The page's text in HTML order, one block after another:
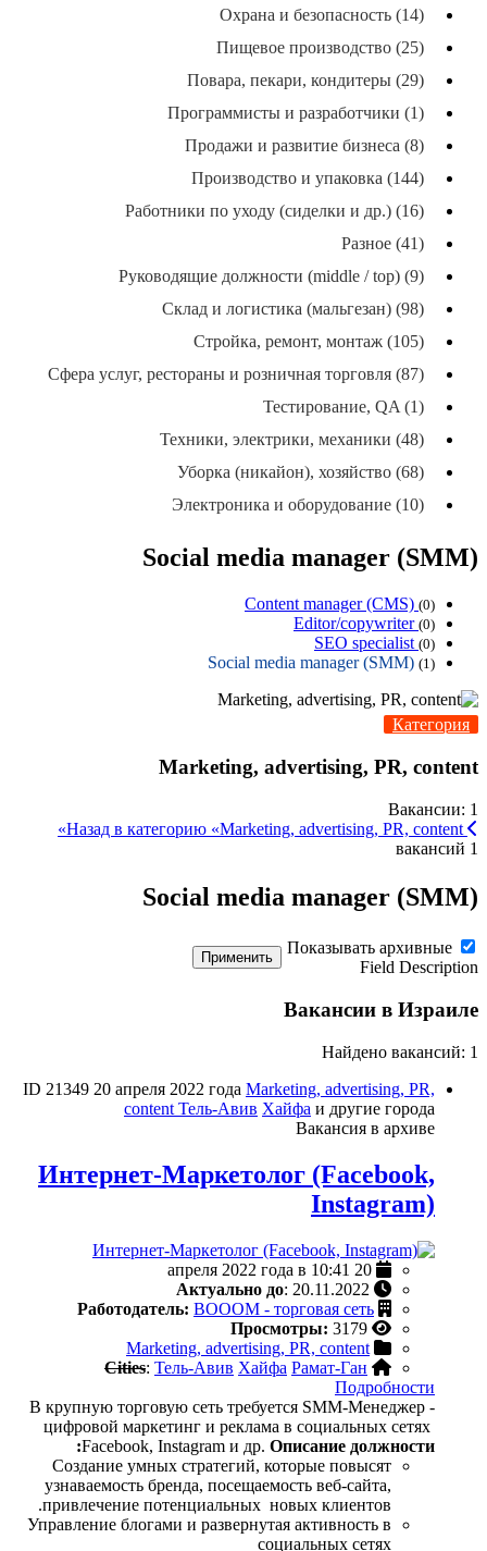
Охрана и безопасность (14)
Пищевое производство (25)
Повара, пекари, кондитеры (29)
Программисты и разработчики (1)
Продажи и развитие бизнеса (8)
Производство и упаковка (144)
Работники по уходу (сиделки и др.) (16)
Разное (41)
Руководящие должности (middle / top) (9)
Склад и логистика (мальгезан) (98)
Стройка, ремонт, монтаж (105)
Сфера услуг, рестораны и розничная торговля (87)
Тестирование, QA (1)
Техники, электрики, механики (48)
Уборка (никайон), хозяйство (68)
Электроника и оборудование (10)
Social media manager (SMM)
Content manager (CMS) (0)
Editor/copywriter (0)
SEO specialist (0)
Social media manager (SMM) (1)
Категория
Marketing, advertising, PR, content
Вакансии: 1
1 вакансий
Social media manager (SMM)
Показывать архивные
Field Description
Применить
Вакансии в Израиле
Найдено вакансий: 1
ID 21349 20 апреля 2022 года Marketing, advertising, PR,
content Тель-Авив Хайфа и другие города
Вакансия в архиве
Интернет-Маркетолог (Facebook,
Instagram)
Актуально до: 20.11.2022
Работодатель: BOOOM - торговая сеть
Просмотры: 3179
Marketing, advertising, PR, content
Cities: Тель-Авив Хайфа Рамат-Ган
Подробности
В крупную торговую сеть требуется SMM-Менеджер -
цифровой маркетинг и реклама в социальных сетях
Facebook, Instagram и др. Описание должности:
Создание умных стратегий, которые повысят
узнаваемость бренда, посещаемость веб-сайта,
привлечение потенциальных новых клиентов.
Управление блогами и развернутая активность в
социальных сетях